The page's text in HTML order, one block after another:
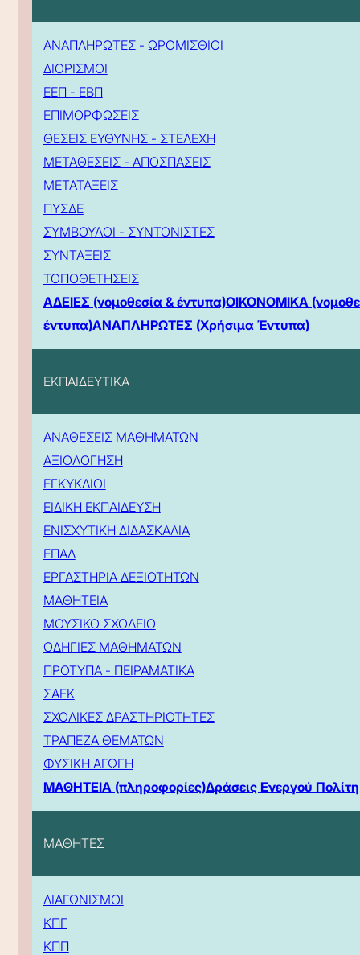
ΑΝΑΠΛΗΡΩΤΕΣ - ΩΡΟΜΙΣΘΙΟΙ
ΔΙΟΡΙΣΜΟΙ
ΕΕΠ - ΕΒΠ
ΕΠΙΜΟΡΦΩΣΕΙΣ
ΘΕΣΕΙΣ ΕΥΘΥΝΗΣ - ΣΤΕΛΕΧΗ
ΜΕΤΑΘΕΣΕΙΣ - ΑΠΟΣΠΑΣΕΙΣ
ΜΕΤΑΤΑΞΕΙΣ
ΠΥΣΔΕ
ΣΥΜΒΟΥΛΟΙ - ΣΥΝΤΟΝΙΣΤΕΣ
ΣΥΝΤΑΞΕΙΣ
ΤΟΠΟΘΕΤΗΣΕΙΣ
ΑΔΕΙΕΣ (νομοθεσία & έντυπα)ΟΙΚΟΝΟΜΙΚΑ
έντυπα)ΑΝΑΠΛΗΡΩΤΕΣ (Χρήσιμα Έντυπα)
ΕΚΠΑΙΔΕΥΤΙΚΑ
ΑΝΑΘΕΣΕΙΣ ΜΑΘΗΜΑΤΩΝ
ΑΞΙΟΛΟΓΗΣΗ
ΕΓΚΥΚΛΙΟΙ
ΕΙΔΙΚΗ ΕΚΠΑΙΔΕΥΣΗ
ΕΝΙΣΧΥΤΙΚΗ ΔΙΔΑΣΚΑΛΙΑ
ΕΠΑΛ
ΕΡΓΑΣΤΗΡΙΑ ΔΕΞΙΟΤΗΤΩΝ
ΜΑΘΗΤΕΙΑ
ΜΟΥΣΙΚΟ ΣΧΟΛΕΙΟ
ΟΔΗΓΙΕΣ ΜΑΘΗΜΑΤΩΝ
ΠΡΟΤΥΠΑ - ΠΕΙΡΑΜΑΤΙΚΑ
ΣΑΕΚ
ΣΧΟΛΙΚΕΣ ΔΡΑΣΤΗΡΙΟΤΗΤΕΣ
ΤΡΑΠΕΖΑ ΘΕΜΑΤΩΝ
ΦΥΣΙΚΗ ΑΓΩΓΗ
ΜΑΘΗΤΕΙΑ (πληροφορίες)Δράσεις Ενεργού Πολίτη
ΜΑΘΗΤΕΣ
ΔΙΑΓΩΝΙΣΜΟΙ
ΚΠΓ
ΚΠΠ